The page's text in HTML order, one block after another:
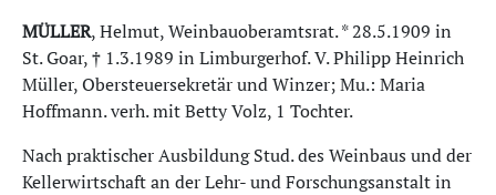
MÜLLER, Helmut, Weinbauoberamtsrat. * 28.5.1909 in
St. Goar, † 1.3.1989 in Limburgerhof. V. Philipp Heinrich
Müller, Obersteuersekretär und Winzer; Mu.: Maria
Hoffmann. verh. mit Betty Volz, 1 Tochter.
Nach praktischer Ausbildung Stud. des Weinbaus und der
Kellerwirtschaft an der Lehr- und Forschungsanstalt in